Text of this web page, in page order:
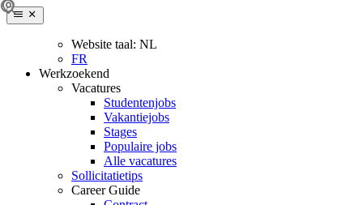
Website taal: NL
FR
Werkzoekend
Vacatures
Studentenjobs
Vakantiejobs
Stages
Populaire jobs
Alle vacatures
Sollicitatietips
Career Guide